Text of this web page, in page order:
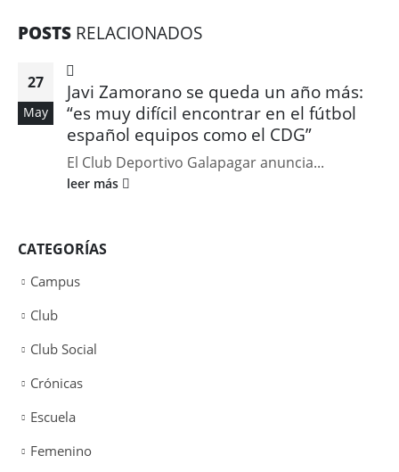
POSTS RELACIONADOS
27
May
Javi Zamorano se queda un año más:
“es muy difícil encontrar en el fútbol
español equipos como el CDG”
El Club Deportivo Galapagar anuncia...
leer más
CATEGORÍAS
Campus
Club
Club Social
Crónicas
Escuela
Femenino